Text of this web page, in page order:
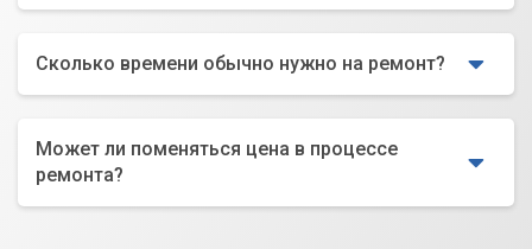
Сколько времени обычно нужно на ремонт?
Может ли поменяться цена в процессе
ремонта?